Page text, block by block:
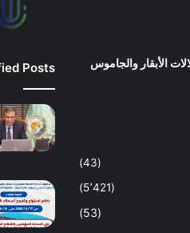
الأبقار والجاموس
(43)
(5٬421)
(53)
Posts